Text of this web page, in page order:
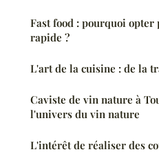
Fast food : pourquoi
rapide ?
L'art de la cuisine : de la
Caviste de vin nature à
l'univers du vin nature
L'intérêt de réaliser des